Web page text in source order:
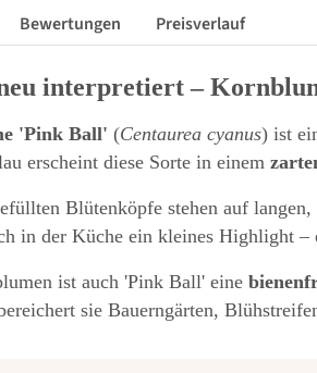
Bewertungen Preisverlauf
interpretiert –
'Pink Ball' (Centaurea cyanus) ist
erscheint diese Sorte in einem
Blütenköpfe stehen auf
in der Küche ein kleines Highlight –
ist auch 'Pink Ball' eine
sie Bauerngärten,